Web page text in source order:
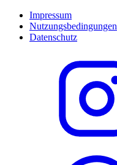
Impressum
Nutzungsbedingungen
Datenschutz